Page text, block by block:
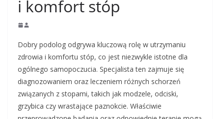
i komfort stóp
Dobry podolog odgrywa kluczową rolę w utrzymaniu
zdrowia i komfortu stóp, co jest niezwykle istotne dla
ogólnego samopoczucia. Specjalista ten zajmuje się
diagnozowaniem oraz leczeniem różnych schorzeń
związanych z stopami, takich jak modzele, odciski,
grzybica czy wrastające paznokcie. Właściwie